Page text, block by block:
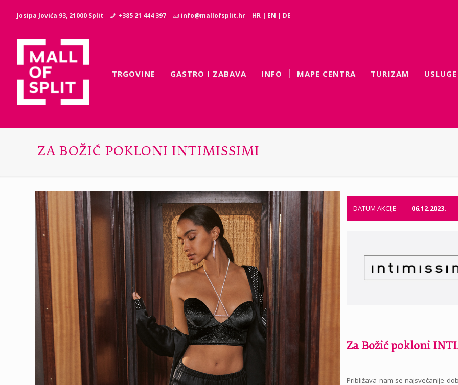
Josipa Jovića 93, 21000 Split +385 21 444 397 info@mallofsplit.hr HR | EN | DE
TRGOVINE GASTRO I ZABAVA INFO MAPE CENTRA TURIZAM USLUGE
ZA BOŽIĆ POKLONI INTIMISSIMI
DATUM AKCIJE 06.12.2023.
Za Božić pokloni
Približava nam se najsvečanije